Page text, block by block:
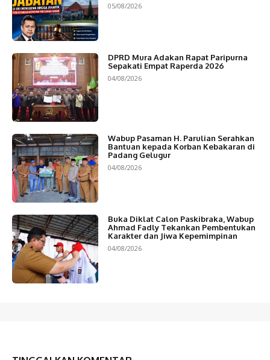
05/08/2026
DPRD Mura Adakan Rapat Paripurna
Sepakati Empat Raperda 2026
04/08/2026
Wabup Pasaman H. Parulian Serahkan
Bantuan kepada Korban Kebakaran di
Padang Gelugur
04/08/2026
Buka Diklat Calon Paskibraka, Wabup
Ahmad Fadly Tekankan Pembentukan
Karakter dan Jiwa Kepemimpinan
04/08/2026